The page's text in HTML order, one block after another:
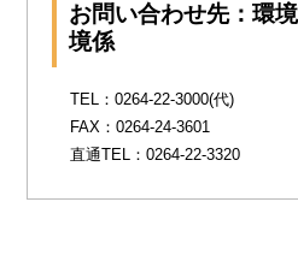
お問い合わせ先：環
境係
TEL：0264-22-3000(代)
FAX：0264-24-3601
直通TEL：0264-22-3320